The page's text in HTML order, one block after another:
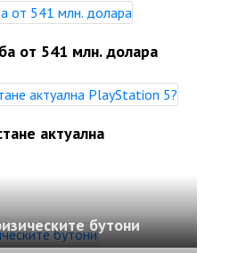
от 541 млн. долара
актуална
бутони